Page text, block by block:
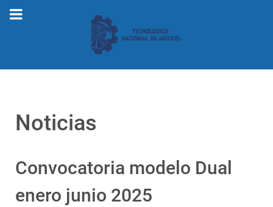
Noticias
Convocatoria modelo Dual
enero junio 2025